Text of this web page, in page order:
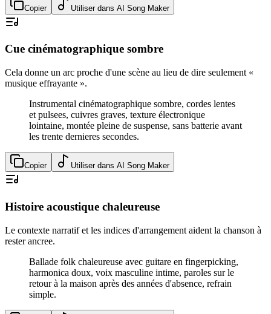
Copier Utiliser dans AI Song Maker
Cue cinématographique sombre
Cela donne un arc proche d'une scène au lieu de dire seulement «
musique effrayante ».
Instrumental cinématographique sombre, cordes lentes
et pulsees, cuivres graves, texture électronique
lointaine, montée pleine de suspense, sans batterie avant
les trente dernieres secondes.
Copier Utiliser dans AI Song Maker
Histoire acoustique chaleureuse
Le contexte narratif et les indices d'arrangement aident la chanson à
rester ancree.
Ballade folk chaleureuse avec guitare en fingerpicking,
harmonica doux, voix masculine intime, paroles sur le
retour à la maison après des années d'absence, refrain
simple.